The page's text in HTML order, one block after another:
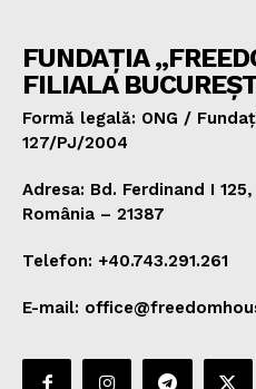
FUNDAȚIA
FILIALA
Formă legală: ONG /
127/PJ/2004
Adresa: Bd. Ferdinand I
România – 21387
Telefon: +40.743.291.261
E-mail: